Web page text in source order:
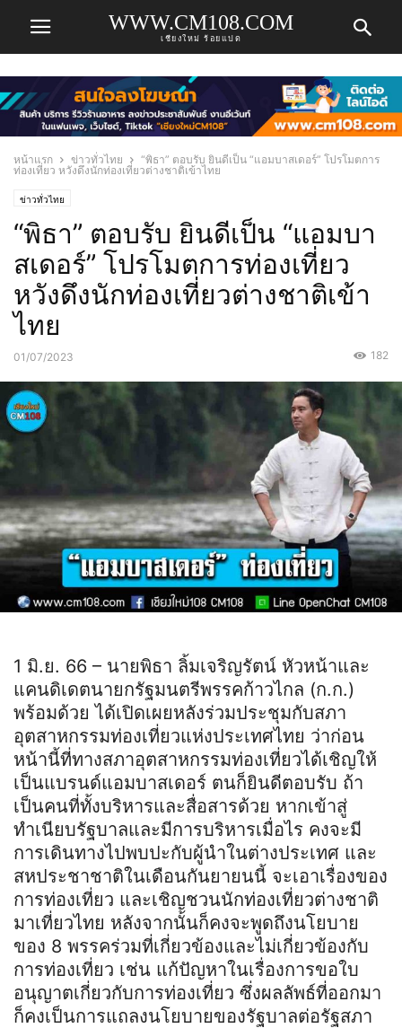
WWW.CM108.COM
เชียงใหม่ ร้อยแปด
หน้าแรก ข่าวทั่วไทย
“พิธา” ตอบรับ ยินดีเป็น “แอมบาสเดอร์” โปรโมตการ
ท่องเที่ยว หวังดึงนักท่องเที่ยวต่างชาติเข้าไทย
ข่าวทั่วไทย
“พิธา” ตอบรับ ยินดีเป็น “แอมบา
สเดอร์” โปรโมตการท่องเที่ยว
หวังดึงนักท่องเที่ยวต่างชาติเข้า
ไทย
01/07/2023 182
1 มิ.ย. 66 – นายพิธา ลิ้มเจริญรัตน์ หัวหน้าและ
แคนดิเดตนายกรัฐมนตรีพรรคก้าวไกล (ก.ก.)
พร้อมด้วย ได้เปิดเผยหลังร่วมประชุมกับสภา
อุตสาหกรรมท่องเที่ยวแห่งประเทศไทย ว่าก่อน
หน้านี้ที่ทางสภาอุตสาหกรรมท่องเที่ยวได้เชิญให้
เป็นแบรนด์แอมบาสเดอร์ ตนก็ยินดีตอบรับ ถ้า
เป็นคนที่ทั้งบริหารและสื่อสารด้วย หากเข้าสู่
ทำเนียบรัฐบาลและมีการบริหารเมื่อไร คงจะมี
การเดินทางไปพบปะกับผู้นำในต่างประเทศ และ
สหประชาชาติในเดือนกันยายนนี้ จะเอาเรื่องของ
การท่องเที่ยว และเชิญชวนนักท่องเที่ยวต่างชาติ
มาเที่ยวไทย หลังจากนั้นก็คงจะพูดถึงนโยบาย
ของ 8 พรรคร่วมที่เกี่ยวข้องและไม่เกี่ยวข้องกับ
การท่องเที่ยว เช่น แก้ปัญหาในเรื่องการขอใบ
อนุญาตเกี่ยวกับการท่องเที่ยว ซึ่งผลลัพธ์ที่ออกมา
ก็คงเป็นการแถลงนโยบายของรัฐบาลต่อรัฐสภา